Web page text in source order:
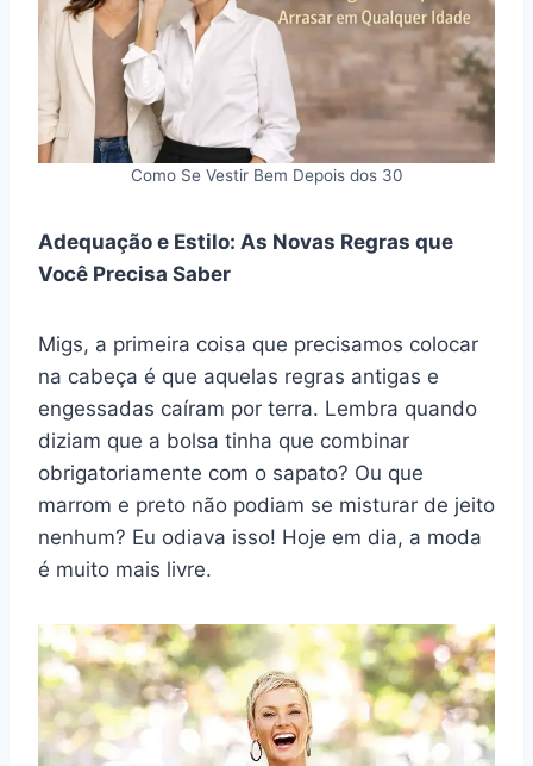
Como Se Vestir Bem Depois dos 30
Adequação e Estilo: As Novas Regras que
Você Precisa Saber
Migs, a primeira coisa que precisamos colocar
na cabeça é que aquelas regras antigas e
engessadas caíram por terra. Lembra quando
diziam que a bolsa tinha que combinar
obrigatoriamente com o sapato? Ou que
marrom e preto não podiam se misturar de jeito
nenhum? Eu odiava isso! Hoje em dia, a moda
é muito mais livre.